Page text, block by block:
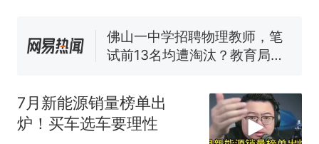
佛山一中学招聘物理教师，笔
试前13名均遭淘汰？教育局：
核查
搜，网友：天塌了！
热 那个在床头放菜刀的女孩，
因老师一句“跟我回家”改写了
7月新能源销量榜单出
炉！买车选车要理性